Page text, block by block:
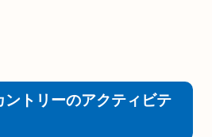
ントリーのアクティビテ